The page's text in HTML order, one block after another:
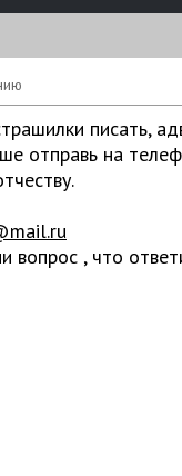
писать,
отправь на
вопрос , что